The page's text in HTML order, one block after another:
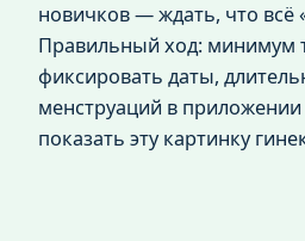
новичков — ждать, что всё
Правильный ход: минимум
фиксировать даты,
менструаций в
показать эту картинку